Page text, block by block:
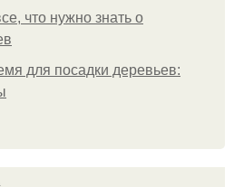
что нужно знать о
для посадки деревьев: